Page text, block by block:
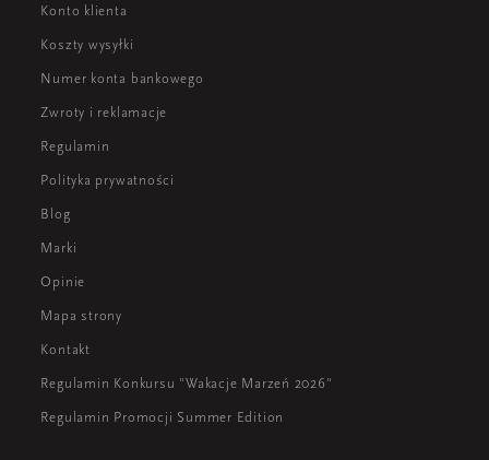
Konto klienta
Koszty wysyłki
Numer konta bankowego
Zwroty i reklamacje
Regulamin
Polityka prywatności
Blog
Marki
Opinie
Mapa strony
Kontakt
Regulamin Konkursu "Wakacje Marzeń 2026"
Regulamin Promocji Summer Edition